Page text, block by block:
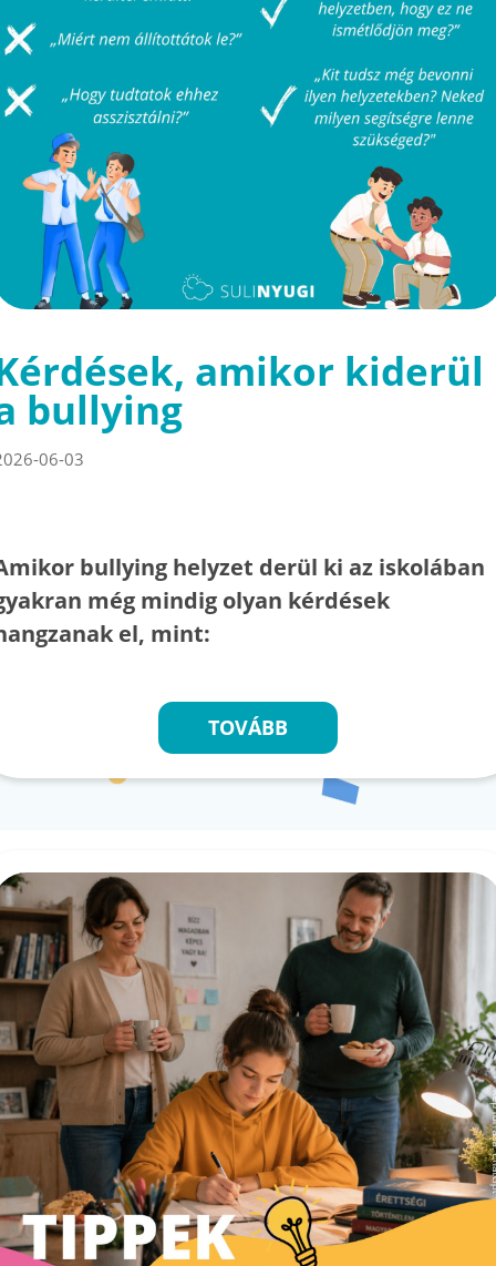
amikor kiderül
bullying
06-03
bullying helyzet derül ki az iskolában
még mindig olyan kérdések
el, mint:
TOVÁBB